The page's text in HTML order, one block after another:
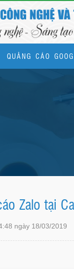
QUẢNG CÁO
Zalo tại
ngày 18/03/2019